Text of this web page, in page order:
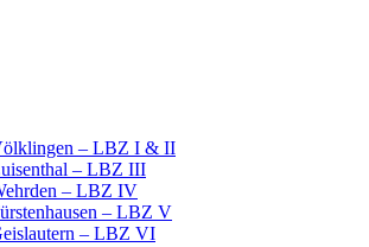
– LBZ I & II
– LBZ III
– LBZ IV
– LBZ V
– LBZ VI